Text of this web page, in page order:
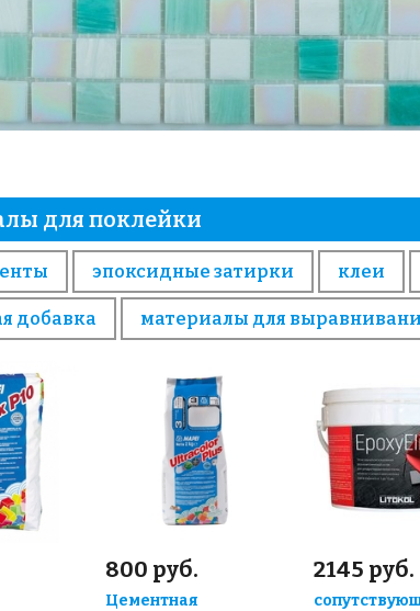
для поклейки
эпоксидные затирки клеи
добавка материалы для
800 руб.
Цементная
2145 руб.